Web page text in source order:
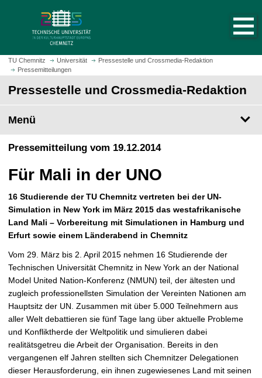
m
H
t
s
i
e
a
u
r
f
e
n
TU Chemnitz Universität
Pressestelle und Crossmedia-Redaktion
Pressemitteilungen
Pressestelle und Crossmedia-Redaktion
Menü
Pressemitteilung vom 19.12.2014
Für Mali in der UNO
16 Studierende der TU Chemnitz vertreten bei der UN-
Simulation in New York im März 2015 das westafrikanische
Land Mali – Vorbereitung mit Simulationen in Hamburg und
Erfurt sowie einem Länderabend in Chemnitz
Vom 29. März bis 2. April 2015 nehmen 16 Studierende der
Technischen Universität Chemnitz in New York an der National
Model United Nation-Konferenz (NMUN) teil, der ältesten und
zugleich professionellsten Simulation der Vereinten Nationen am
Hauptsitz der UN. Zusammen mit über 5.000 Teilnehmern aus
aller Welt debattieren sie fünf Tage lang über aktuelle Probleme
und Konfliktherde der Weltpolitik und simulieren dabei
realitätsgetreu die Arbeit der Organisation. Bereits in den
vergangenen elf Jahren stellten sich Chemnitzer Delegationen
dieser Herausforderung, ein ihnen zugewiesenes Land mit seinen